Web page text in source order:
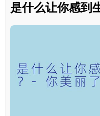
是什么让你感到